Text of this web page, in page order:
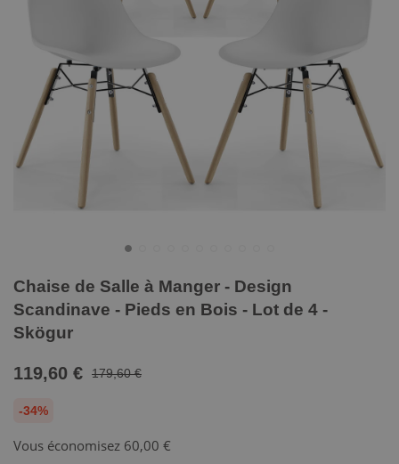
Chaise de Salle à Manger - Design
Scandinave - Pieds en Bois - Lot de 4 -
Skögur
119,60 € 179,60 €
-34%
Vous économisez 60,00 €